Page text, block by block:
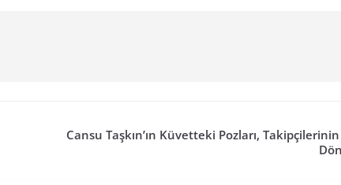
Cansu Taşkın’ın Küvetteki Pozları, Takipçilerinin